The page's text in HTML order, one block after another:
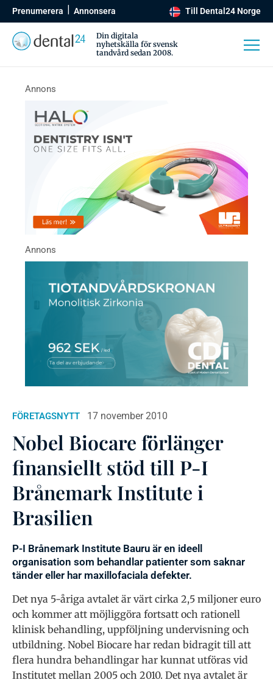
Prenumerera Annonsera Till Dental24 Norge
Din digitala
nyhetskälla för svensk
tandvård sedan 2008.
FÖRETAGSNYTT 17 november 2010
Nobel Biocare förlänger
finansiellt stöd till P-I
Brånemark Institute i
Brasilien
P-I Brånemark Institute Bauru är en ideell
organisation som behandlar patienter som saknar
tänder eller har maxillofaciala defekter.
Det nya 5-åriga avtalet är värt cirka 2,5 miljoner euro
och kommer att möjliggöra fortsatt och rationell
klinisk behandling, uppföljning undervisning och
utbildning. Nobel Biocare har redan bidragit till att
flera hundra behandlingar har kunnat utföras vid
Institutet mellan 2005 och 2010. Det nya avtalet är